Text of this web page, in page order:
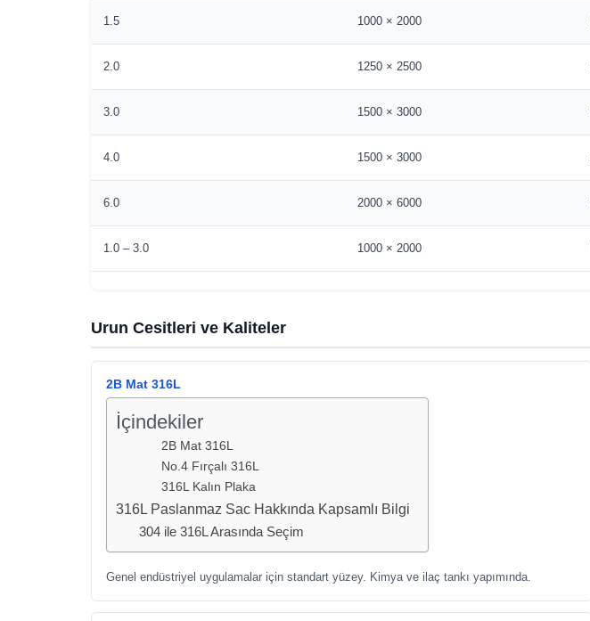
1.5 1000 × 2000
2.0 1250 × 2500
3.0 1500 × 3000
4.0 1500 × 3000
6.0 2000 × 6000
1.0 – 3.0 1000 × 2000
Urun Cesitleri ve Kaliteler
2B Mat 316L
İçindekiler
2B Mat 316L
No.4 Fırçalı 316L
316L Kalın Plaka
316L Paslanmaz Sac Hakkında Kapsamlı Bilgi
304 ile 316L Arasında Seçim
Genel endüstriyel uygulamalar için standart yüzey. Kimya ve ilaç tankı yapımında.